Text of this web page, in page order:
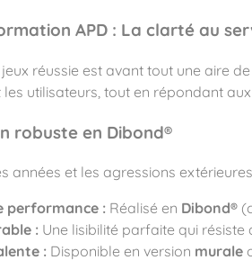
Sport&Co®
sportifs
scolaires
concepteurs
de vacances
de
pour tous les enfants
de nos jeux
APD : La clarté au
réussie est avant tout une aire
utilisateurs, tout en répondant
robuste en Dibond®
années et les agressions
performance : Réalisé en Dibond®
: Une lisibilité parfaite qui
: Disponible en version murale